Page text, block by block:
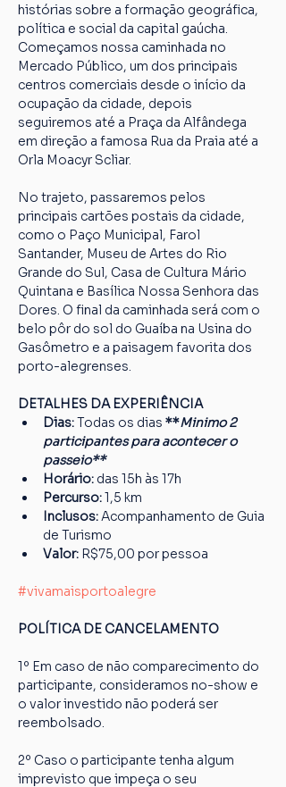
histórias sobre a formação geográfica,
política e social da capital gaúcha.
Começamos nossa caminhada no
Mercado Público, um dos principais
centros comerciais desde o início da
ocupação da cidade, depois
seguiremos até a Praça da Alfândega
em direção a famosa Rua da Praia até a
Orla Moacyr Scliar.
No trajeto, passaremos pelos
principais cartões postais da cidade,
como o Paço Municipal, Farol
Santander, Museu de Artes do Rio
Grande do Sul, Casa de Cultura Mário
Quintana e Basílica Nossa Senhora das
Dores. O final da caminhada será com o
belo pôr do sol do Guaíba na Usina do
Gasômetro e a paisagem favorita dos
porto-alegrenses.
DETALHES DA EXPERIÊNCIA
Dias: Todas os dias **Minimo 2
participantes para acontecer o
passeio**
Horário: das 15h às 17h
Percurso: 1,5 km
Inclusos: Acompanhamento de Guia
de Turismo
Valor: R$75,00 por pessoa
#vivamaisportoalegre
POLÍTICA DE CANCELAMENTO
1º Em caso de não comparecimento do
participante, consideramos no-show e
o valor investido não poderá ser
reembolsado.
2º Caso o participante tenha algum
imprevisto que impeça o seu